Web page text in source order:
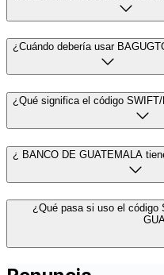
¿Cuándo debería usar
¿Qué significa el código
¿ BANCO DE GUATEMALA
¿Qué pasa si uso el código